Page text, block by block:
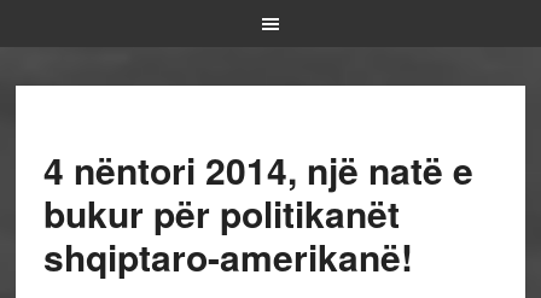
4 nëntori 2014, një natë e
bukur për politikanët
shqiptaro-amerikanë!